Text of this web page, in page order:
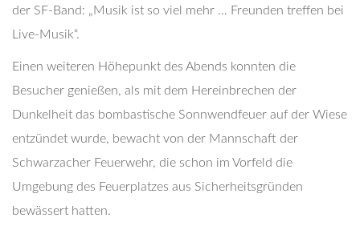
der SF-Band: „Musik ist so viel mehr … Freunden treffen bei
Live-Musik“.
Einen weiteren Höhepunkt des Abends konnten die
Besucher genießen, als mit dem Hereinbrechen der
Dunkelheit das bombastische Sonnwendfeuer auf der Wiese
entzündet wurde, bewacht von der Mannschaft der
Schwarzacher Feuerwehr, die schon im Vorfeld die
Umgebung des Feuerplatzes aus Sicherheitsgründen
bewässert hatten.